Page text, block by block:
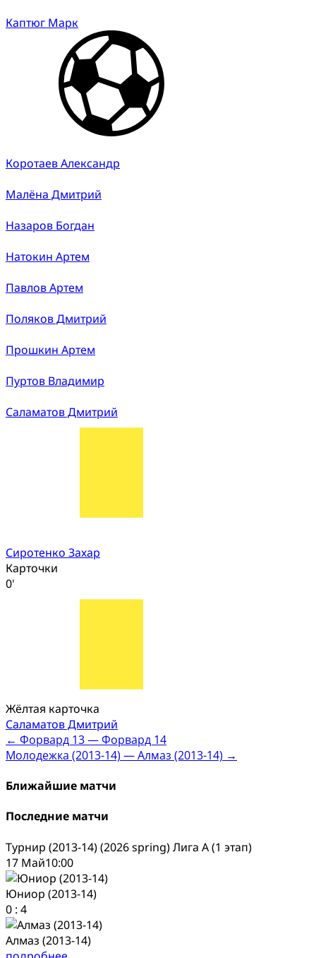
Каптюг Марк
Коротаев Александр
Малёна Дмитрий
Назаров Богдан
Натокин Артем
Павлов Артем
Поляков Дмитрий
Прошкин Артем
Пуртов Владимир
Саламатов Дмитрий
Сиротенко Захар
Карточки
0'
Жёлтая карточка
Саламатов Дмитрий
Post
navigation
← Форвард 13 — Форвард 14
Молодежка (2013-14) — Алмаз (2013-14) →
Ближайшие матчи
Последние матчи
Турнир (2013-14) (2026 spring) Лига А (1 этап)
17 Май10:00
Юниор (2013-14)
0 : 4
Алмаз (2013-14)